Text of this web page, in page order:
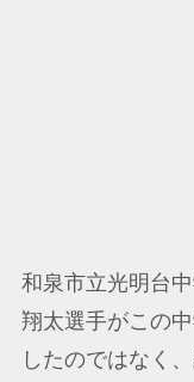
和泉市立光明台
翔太選手がこの
したのではなく、